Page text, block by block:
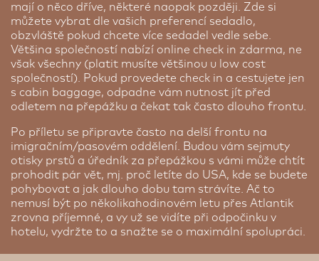
mají o něco dříve, některé naopak později. Zde si
můžete vybrat dle vašich preferencí sedadlo,
obzvláště pokud chcete více sedadel vedle sebe.
Většina společností nabízí online check in zdarma, ne
však všechny (platit musíte většinou u low cost
společností). Pokud provedete check in a cestujete jen
s cabin baggage, odpadne vám nutnost jít před
odletem na přepážku a čekat tak často dlouho frontu.
Po příletu se připravte často na delší frontu na
imigračním/pasovém oddělení. Budou vám sejmuty
otisky prstů a úředník za přepážkou s vámi může chtít
prohodit pár vět, mj. proč letíte do USA, kde se budete
pohybovat a jak dlouho dobu tam strávíte. Ač to
nemusí být po několikahodinovém letu přes Atlantik
zrovna příjemné, a vy už se vidíte při odpočinku v
hotelu, vydržte to a snažte se o maximální spolupráci.